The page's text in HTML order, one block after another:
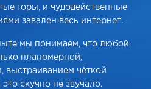
горы, и чудодейственные
завален весь интернет.
мы понимаем, что любой
планомерной,
выстраиванием чёткой
скучно не звучало.